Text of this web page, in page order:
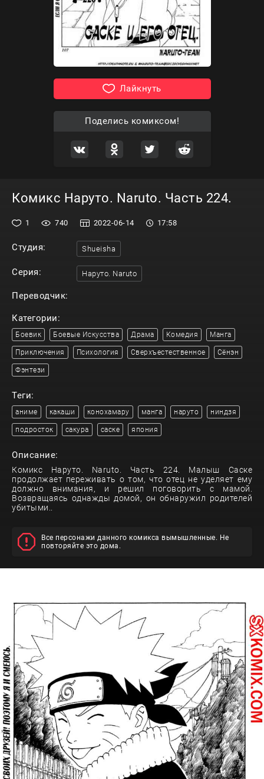
Лайкнуть
Поделись комиксом!
Комикс Наруто. Naruto. Часть 224.
1 740 2022-06-14 17:58
Студия: Shueisha
Серия: Наруто. Naruto
Переводчик:
Категории:
Боевик Боевые Искусства Драма Комедия Манга
Приключения Психология Сверхъестественное Сёнэн
Фэнтези
Теги:
аниме какаши конохамару манга наруто ниндзя
подросток сакура саске япония
Описание:
Комикс Наруто. Naruto. Часть 224. Малыш Саске
продолжает переживать о том, что отец не уделяет ему
должно внимания, и решил поговорить с мамой.
Возвращаясь однажды домой, он обнаружил родителей
убитыми..
Все персонажи данного комикса вымышленные. Не
повторяйте это дома.